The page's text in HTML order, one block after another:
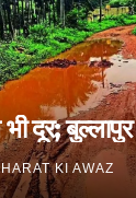
दूर; बुल्लापुर
KI AWAZ